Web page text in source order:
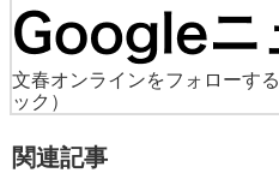
文春オンラインをフォローする
ック）
関連記事